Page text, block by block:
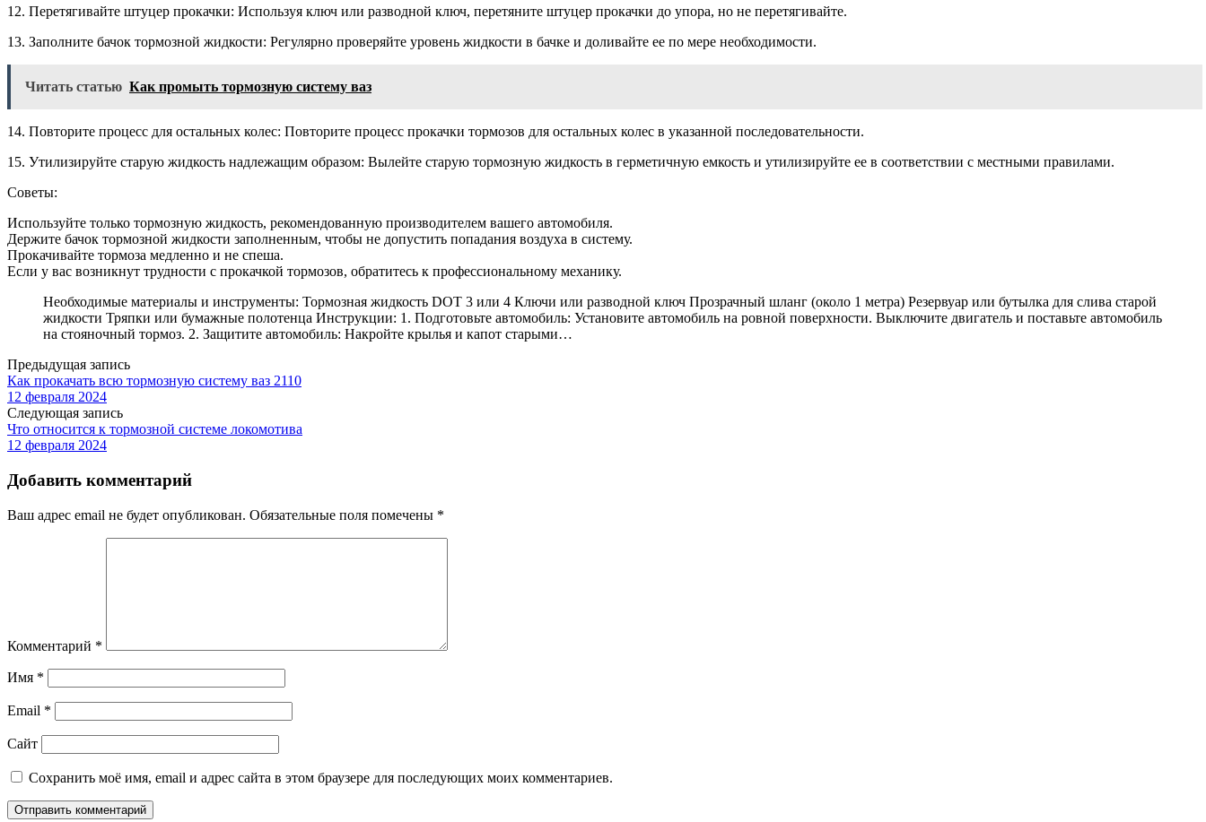
12. Перетягивайте штуцер прокачки: Используя ключ или разводной ключ, перетяните штуцер прокачки до упора, но не перетягивайте.
13. Заполните бачок тормозной жидкости: Регулярно проверяйте уровень жидкости в бачке и доливайте ее по мере необходимости.
Читать статью Как промыть тормозную систему ваз
14. Повторите процесс для остальных колес: Повторите процесс прокачки тормозов для остальных колес в указанной последовательности.
15. Утилизируйте старую жидкость надлежащим образом: Вылейте старую тормозную жидкость в герметичную емкость и утилизируйте ее в соответствии с местными правилами.
Советы:
Используйте только тормозную жидкость, рекомендованную производителем вашего автомобиля.
Держите бачок тормозной жидкости заполненным, чтобы не допустить попадания воздуха в систему.
Прокачивайте тормоза медленно и не спеша.
Если у вас возникнут трудности с прокачкой тормозов, обратитесь к профессиональному механику.
Необходимые материалы и инструменты: Тормозная жидкость DOT 3 или 4 Ключи или разводной ключ Прозрачный шланг (около 1 метра) Резервуар или бутылка для слива старой
жидкости Тряпки или бумажные полотенца Инструкции: 1. Подготовьте автомобиль: Установите автомобиль на ровной поверхности. Выключите двигатель и поставьте автомобиль
на стояночный тормоз. 2. Защитите автомобиль: Накройте крылья и капот старыми…
Предыдущая запись
Как прокачать всю тормозную систему ваз 2110
12 февраля 2024
Следующая запись
Что относится к тормозной системе локомотива
12 февраля 2024
Добавить комментарий
Ваш адрес email не будет опубликован. Обязательные поля помечены *
Комментарий *
Имя *
Email *
Сайт
Сохранить моё имя, email и адрес сайта в этом браузере для последующих моих комментариев.